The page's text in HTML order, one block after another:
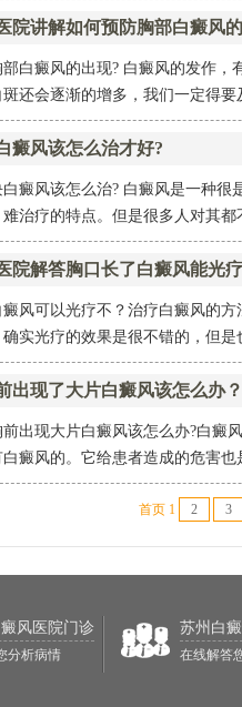
院讲解如何预防胸部白癜风
白癜风的出现? 白癜风的发作
还会逐渐的增多，我们一定得要
癜风该怎么治才好?
癜风该怎么治? 白癜风是一种
治疗的特点。但是很多人对其都
院解答胸口长了白癜风能光
癜风可以光疗不？治疗白癜风的
实光疗的效果是很不错的，但
出现了大片白癜风该怎么办？
前出现大片白癜风该怎么办?白癜
癜风的。它给患者造成的危害
首页 1 2 3
风医院门诊
分析病情
苏州白
在线解答